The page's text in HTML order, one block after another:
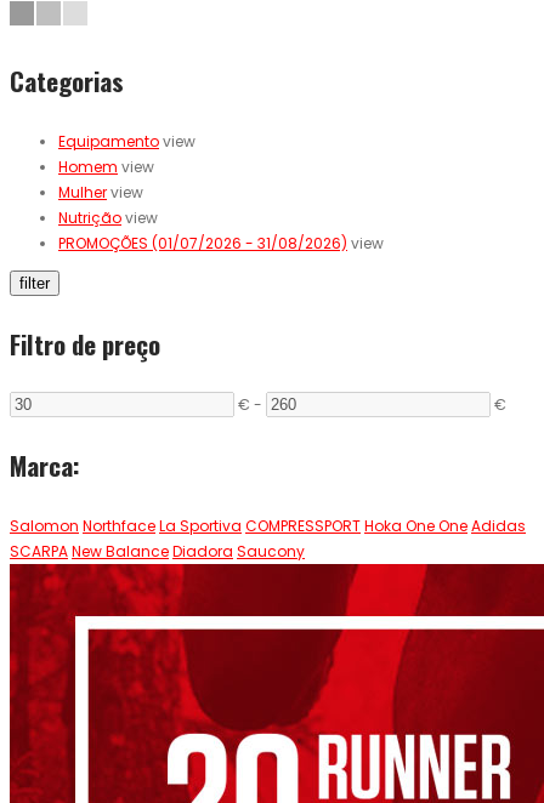
Categorias
Equipamentoview
Homem view
Mulherview
Nutriçãoview
PROMOÇÕES (01/07/2026 - 31/08/2026) view
filter
Filtro de preço
€ - €
Marca:
Salomon NorthfaceLa Sportiva COMPRESSPORTHoka One OneAdidas
SCARPANew BalanceDiadora Saucony